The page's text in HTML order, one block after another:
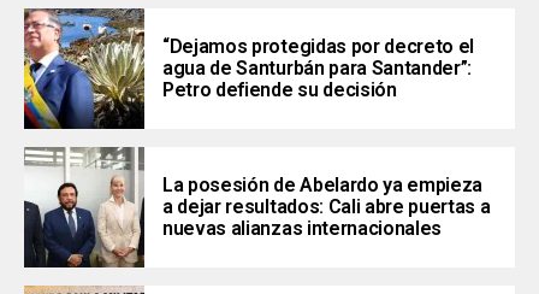
“Dejamos protegidas por decreto el
agua de Santurbán para Santander”:
Petro defiende su decisión
La posesión de Abelardo ya empieza
a dejar resultados: Cali abre puertas a
nuevas alianzas internacionales